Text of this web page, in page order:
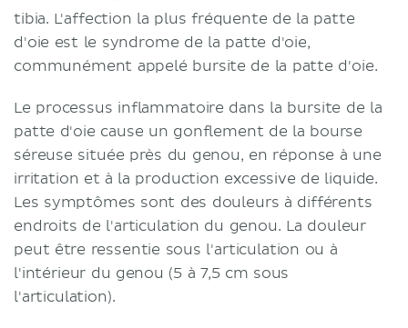
tibia. L'affection la plus fréquente de la patte
d'oie est le syndrome de la patte d'oie,
communément appelé bursite de la patte d'oie.
Le processus inflammatoire dans la bursite de la
patte d'oie cause un gonflement de la bourse
séreuse située près du genou, en réponse à une
irritation et à la production excessive de liquide.
Les symptômes sont des douleurs à différents
endroits de l'articulation du genou. La douleur
peut être ressentie sous l'articulation ou à
l'intérieur du genou (5 à 7,5 cm sous
l'articulation).